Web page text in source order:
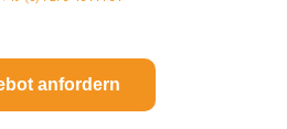
anfordern